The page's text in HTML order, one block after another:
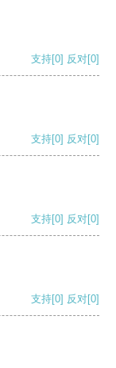
支持[0] 反对[0]
支持[0] 反对[0]
支持[0] 反对[0]
支持[0] 反对[0]